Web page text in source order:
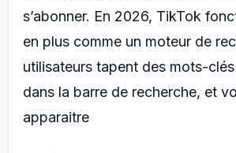
s’abonner. En 2026, TikTok
en plus comme un moteur de
utilisateurs tapent des mots-
dans la barre de recherche, et
apparaitre